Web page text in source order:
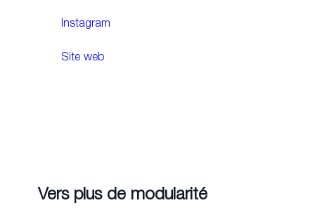
Instagram
Site web
Vers plus de modularité